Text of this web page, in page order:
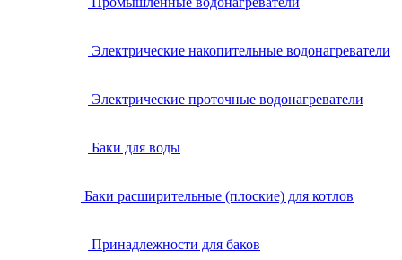
Электрические накопительные водонагреватели
Электрические проточные водонагреватели
Баки для воды
Баки расширительные (плоские) для котлов
Принадлежности для баков